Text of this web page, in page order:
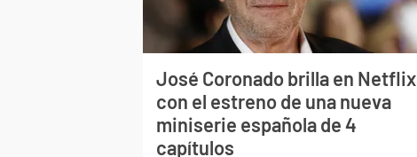
José Coronado brilla en Netflix
con el estreno de una nueva
miniserie española de 4
capítulos